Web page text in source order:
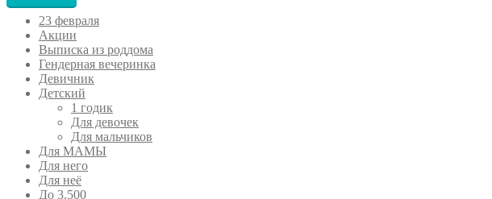
23 февраля
Акции
Выписка из роддома
Гендерная вечеринка
Девичник
Детский
1 годик
Для девочек
Для мальчиков
Для МАМЫ
Для него
Для неё
До 3.500